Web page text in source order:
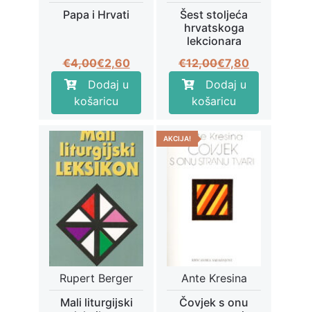
Papa i Hrvati
€4,00Izvorna
cijena
bila
je:
€4,00.
€2,60
Trenutna
cijena
je:
€2,60.
Dodaj u
košaricu
Šest stoljeća
hrvatskoga
lekcionara
€12,00Izvorna
cijena
bila
je:
€7,80
Trenutna
cijena
je:
€7,80.
Dodaj u
košaricu
Rupert Berger
Mali liturgijski
AKCIJA!
Ante Kresina
Čovjek s onu